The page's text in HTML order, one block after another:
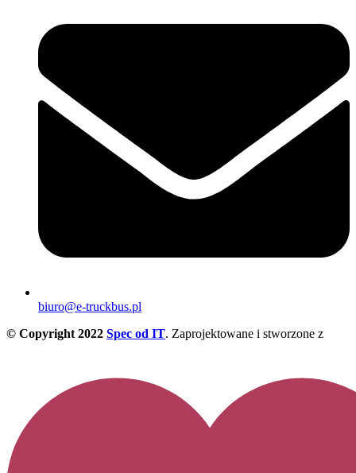
biuro@e-truckbus.pl
© Copyright 2022 Spec od IT. Zaprojektowane i stworzone z